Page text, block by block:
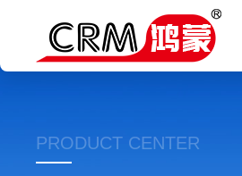
PRODUCT CENTER